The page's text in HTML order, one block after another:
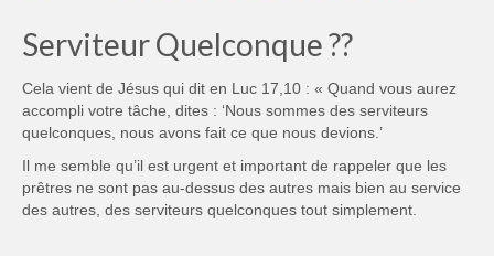
Serviteur Quelconque ??
Cela vient de Jésus qui dit en Luc 17,10 : « Quand vous aurez
accompli votre tâche, dites : ‘Nous sommes des serviteurs
quelconques, nous avons fait ce que nous devions.’
Il me semble qu’il est urgent et important de rappeler que les
prêtres ne sont pas au-dessus des autres mais bien au service
des autres, des serviteurs quelconques tout simplement.